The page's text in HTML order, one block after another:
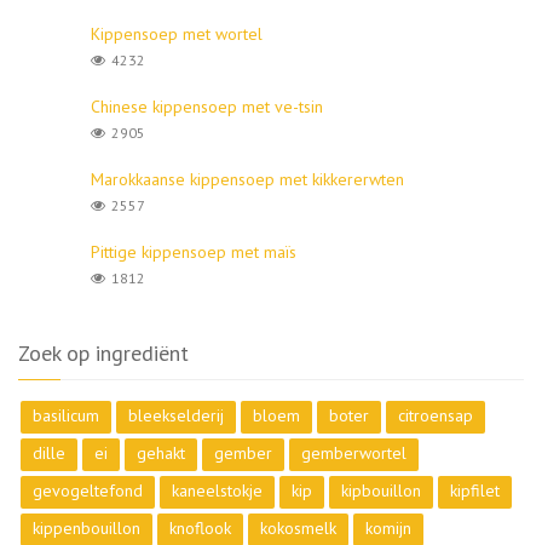
Kippensoep met wortel
4232
Chinese kippensoep met ve-tsin
2905
Marokkaanse kippensoep met kikkererwten
2557
Pittige kippensoep met maïs
1812
Zoek op ingrediënt
basilicum bleekselderij bloem boter
citroensap
dille
ei gehakt gember
gemberwortel
gevogeltefond
kaneelstokje kip kipbouillon
kipfilet
kippenbouillon
knoflook kokosmelk komijn